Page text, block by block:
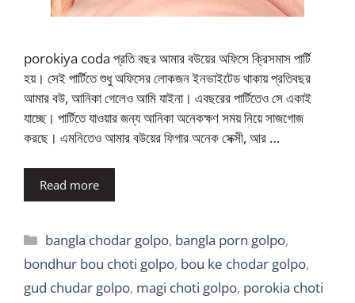
porokiya coda প্রতি বছর আমার বউয়ের অফিসে ক্রিসমাস পার্টি
হয়। সেই পার্টিতে শুধু অফিসের লোকজন ইনভাইটেড থাকায় প্রতিবছর
আমার বউ, আনিকা গেলেও আমি যাইনা। এবছরের পার্টিতেও সে একাই
যাচ্ছে। পার্টিতে যাওয়ার জন্য আনিকা অনেকক্ষণ সময় নিয়ে সাজগোজ
করছে। এমনিতেও আমার বউয়ের ফিগার অনেক সেক্সী, আর …
Read more
Categories
bangla chodar golpo, bangla porn golpo,
bondhur bou choti golpo, bou ke chodar golpo,
gud chudar golpo, magi choti golpo, porokia choti